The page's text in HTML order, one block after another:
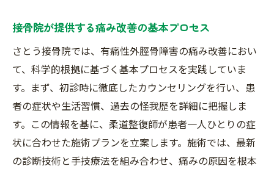
最新技術を活用した痛みの緩和
症状に合わせたカスタムケアの実施
リハビリテーションを兼ねた施術プログラ
ム
施術後のフォローアップとその重要性
患者の声を反映した施術改善
接骨院が提供する痛み改善の基本プロセス
さとう接骨院では、有痛性外脛骨障害の痛み改善におい
て、科学的根拠に基づく基本プロセスを実践していま
す。まず、初診時に徹底したカウンセリングを行い、患
者の症状や生活習慣、過去の怪我歴を詳細に把握しま
す。この情報を基に、柔道整復師が患者一人ひとりの症
状に合わせた施術プランを立案します。施術では、最新
の診断技術と手技療法を組み合わせ、痛みの原因を根本